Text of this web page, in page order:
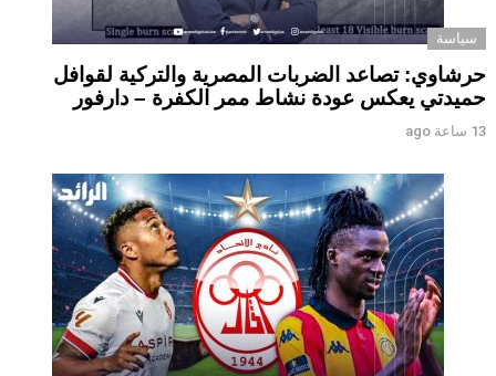
سياسة
حرشاوي: تصاعد الضربات المصرية والتركية لقوافل
حميدتي يعكس عودة نشاط ممر الكفرة – دارفور
13 ساعة ago